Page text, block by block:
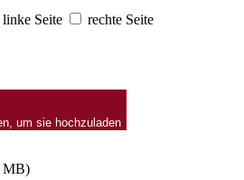
linke Seite
rechte Seite
um sie hochzuladen
MB)